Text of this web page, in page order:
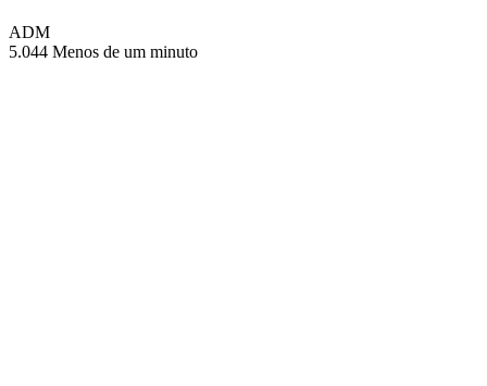
ADM
5.044 Menos de um minuto